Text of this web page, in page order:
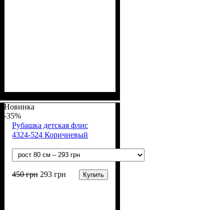
Новинка
-35%
Рубашка детская флис
4324-524 Коричневый
450грн 293 грн Купить